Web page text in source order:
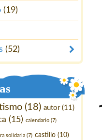
(19)
(52)
(18) autor(11)
(15) calendario (7)
solidaria (7) castillo (10)